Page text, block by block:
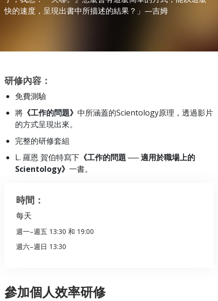
快的速度，呈現出書中所描述的結果？」—吉姆
研修內容：
免費測驗
將 《工作的問題》中所涵蓋的Scientology原理，透過影片
的方式呈現出來。
完整的研修套組
L. 羅恩 賀伯特寫下 《工作的問題 ── 適用於職場上的
Scientology》一書。
時間：
每天
週一–週五 13:30 和 19:00
週六–週日 13:30
參加個人效率研修